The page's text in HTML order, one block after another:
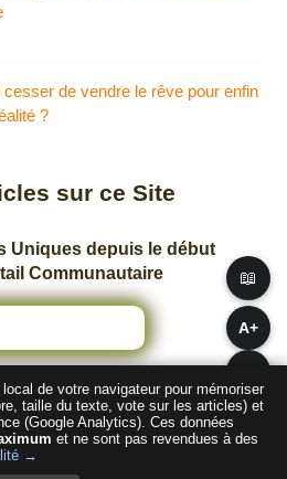
A+
📖
cesser de vendre le rêve pour enfin
?
sur ce Site
Uniques depuis le début
Communautaire
pages vues sur ce Site
1 0 9 2
de votre navigateur pour mémoriser
taille du texte, vote sur les articles) et
(Google Analytics). Ces données
et ne sont pas revendues à des
→